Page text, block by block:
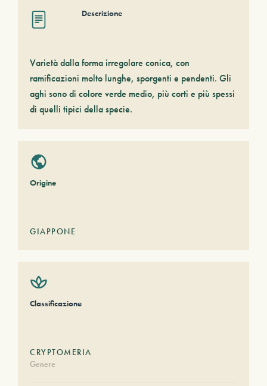
Descrizione
Varietà dalla forma irregolare conica, con
ramificazioni molto lunghe, sporgenti e pendenti. Gli
aghi sono di colore verde medio, più corti e più spessi
di quelli tipici della specie.
Origine
GIAPPONE
Classificazione
CRYPTOMERIA
Genere